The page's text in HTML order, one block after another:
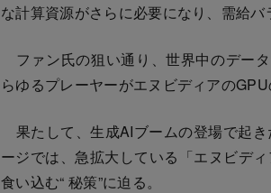
な計算資源がさらに必要になり、需給バ
ファン氏の狙い通り、世界中のデー
らゆるプレーヤーがエヌビディアの
果たして、生成AIブームの登場で起
ージでは、急拡大している「エヌビデ
食い込む“ 秘策”に迫る。